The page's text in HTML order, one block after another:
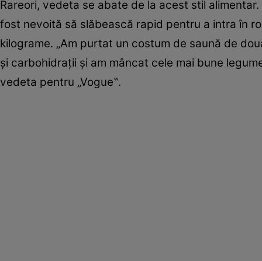
Rareori, vedeta se abate de la acest stil
fost nevoită să slăbească rapid pentru a intra în
kilograme. „Am purtat un costum de saună de
și carbohidrații și am mâncat cele mai bune
vedeta pentru „Vogue‟.